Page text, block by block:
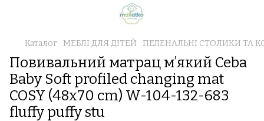
Каталог МЕБЛІ ДЛЯ ДІТЕЙ ПЕЛЕНАЛЬНІ СТОЛИКИ ТА
Повивальний матрац мʼякий Ceba
Baby Soft profiled changing mat
COSY (48x70 cm) W-104-132-683
fluffy puffy stu